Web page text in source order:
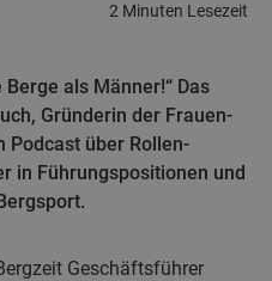
2 Minuten Lesezeit
als Männer!“ Das
Gründerin der Frauen-
Podcast über Rollen-
in Führungspositionen und
Geschäftsführer